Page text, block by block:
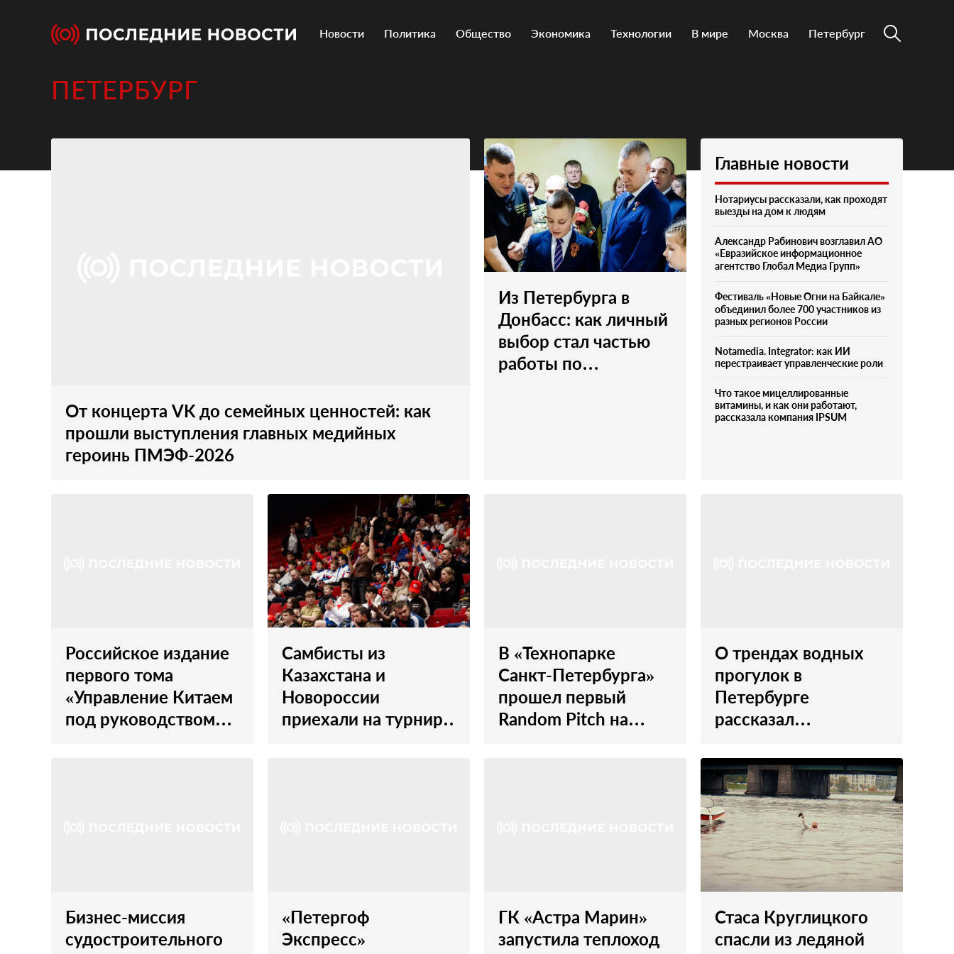
Новости Политика Общество Экономика Технологии В мире Москва Петербург
ПЕТЕРБУРГ
От концерта VK до семейных ценностей: как
прошли выступления главных медийных
героинь ПМЭФ-2026
Из Петербурга в
Донбасс: как личный
выбор стал частью
работы по
Российское издание
первого тома
«Управление Китаем
под руководством
Самбисты из
Казахстана и
Новороссии
приехали на турнир
В «Технопарке
Санкт-Петербурга»
прошел первый
Random Pitch на
О трендах водных
прогулок в
Петербурге
рассказал
«Астра Марин»
Главные новости
Нотариусы рассказали, как проходят
выезды на дом к людям
Александр Рабинович возглавил АО
«Евразийское информационное
агентство Глобал Медиа Групп»
Фестиваль «Новые Огни на Байкале»
объединил более 700 участников из
разных регионов России
Notamedia. Integrator: как ИИ
перестраивает управленческие роли
Что такое мицеллированные
витамины, и как они работают,
рассказала компания IPSUM
Бизнес-миссия
судостроительного
«Петергоф
Экспресс»
ГК «Астра Марин»
запустила теплоход
Стаса Круглицкого
спасли из ледяной